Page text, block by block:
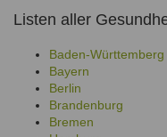
Listen aller
Baden-Württemberg
Bayern
Berlin
Brandenburg
Bremen